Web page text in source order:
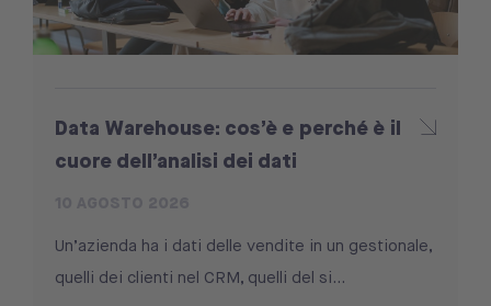
Data Warehouse: cos’è e perché è il
cuore dell’analisi dei dati
Un’azienda ha i dati delle vendite in un gestionale,
quelli dei clienti nel CRM, quelli del si...